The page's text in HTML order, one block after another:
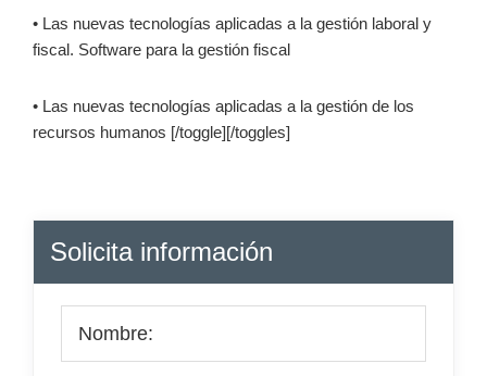
• Las nuevas tecnologías aplicadas a la gestión laboral y
fiscal. Software para la gestión fiscal
• Las nuevas tecnologías aplicadas a la gestión de los
recursos humanos [/toggle][/toggles]
Barra
lateral
principal
Solicita información